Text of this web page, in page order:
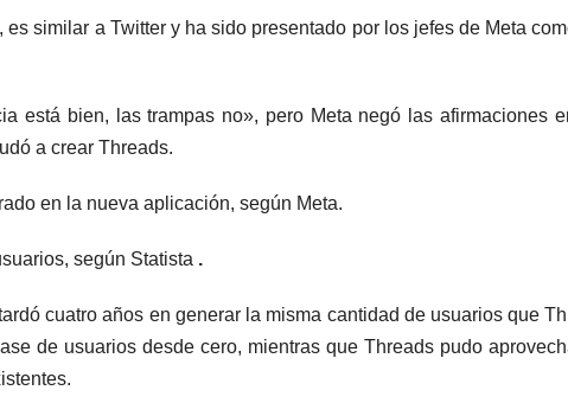
similar a Twitter y ha sido presentado por los jefes de Meta
está bien, las trampas no», pero Meta negó las afirmaciones
a crear Threads.
en la nueva aplicación, según Meta.
según Statista .
cuatro años en generar la misma cantidad de usuarios que
de usuarios desde cero, mientras que Threads pudo